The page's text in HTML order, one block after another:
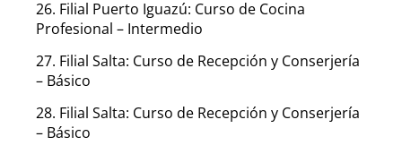
26. Filial Puerto Iguazú: Curso de Cocina
Profesional – Intermedio
27. Filial Salta: Curso de Recepción y Conserjería
– Básico
28. Filial Salta: Curso de Recepción y Conserjería
– Básico